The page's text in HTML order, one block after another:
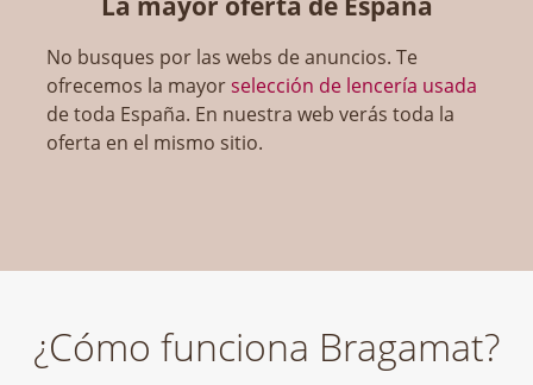
No busques por las webs de anuncios. Te
ofrecemos la mayorselección de lencería usada
de toda España. En nuestra web verás toda la
oferta en el mismo sitio.
¿Cómo funciona Bragamat?